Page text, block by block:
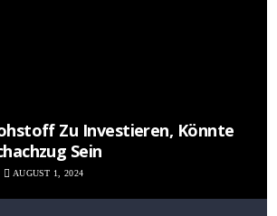
Zu Investieren, Könnte
Sein
AUGUST 1, 2024